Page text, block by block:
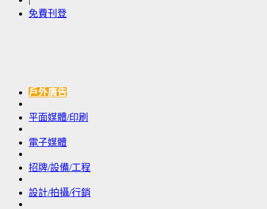
免費刊登
戶外廣告
平面媒體/印刷
電子媒體
招牌/設備/工程
設計/拍攝/行銷